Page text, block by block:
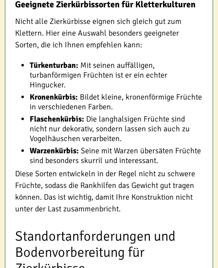
Geeignete Zierkürbissorten für Kletterkulturen
Nicht alle Zierkürbisse eignen sich gleich gut zum
Klettern. Hier eine Auswahl besonders geeigneter
Sorten, die ich Ihnen empfehlen kann:
Türkenturban: Mit seinen auffälligen,
turbanförmigen Früchten ist er ein echter
Hingucker.
Kronenkürbis: Bildet kleine, kronenförmige Früchte
in verschiedenen Farben.
Flaschenkürbis: Die langhalsigen Früchte sind
nicht nur dekorativ, sondern lassen sich auch zu
Vogelhäuschen verarbeiten.
Warzenkürbis: Seine mit Warzen übersäten Früchte
sind besonders skurril und interessant.
Diese Sorten entwickeln in der Regel nicht zu schwere
Früchte, sodass die Rankhilfen das Gewicht gut tragen
können. Das ist wichtig, damit Ihre Konstruktion nicht
unter der Last zusammenbricht.
Standortanforderungen und
Bodenvorbereitung für